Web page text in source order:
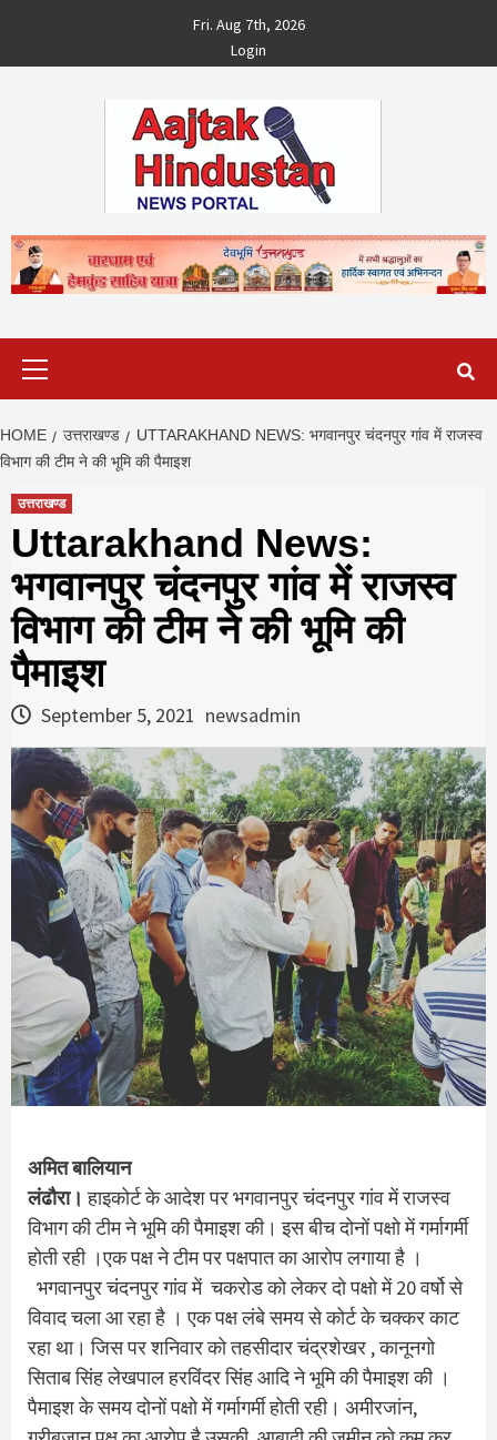
content
Fri. Aug 7th, 2026
Login
HOME उत्तराखण्ड
UTTARAKHAND NEWS: भगवानपुर चंदनपुर गांव में राजस्व
विभाग की टीम ने की भूमि की पैमाइश
उत्तराखण्ड
Uttarakhand News:
भगवानपुर चंदनपुर गांव में राजस्व
विभाग की टीम ने की भूमि की
पैमाइश
September 5, 2021 newsadmin
अमित बालियान
लंढौरा। हाइकोर्ट के आदेश पर भगवानपुर चंदनपुर गांव में राजस्व
विभाग की टीम ने भूमि की पैमाइश की। इस बीच दोनों पक्षो में गर्मागर्मी
होती रही ।एक पक्ष ने टीम पर पक्षपात का आरोप लगाया है ।
भगवानपुर चंदनपुर गांव में चकरोड को लेकर दो पक्षो में 20 वर्षो से
विवाद चला आ रहा है । एक पक्ष लंबे समय से कोर्ट के चक्कर काट
रहा था। जिस पर शनिवार को तहसीदार चंद्रशेखर , कानूनगो
सिताब सिंह लेखपाल हरविंदर सिंह आदि ने भूमि की पैमाइश की ।
पैमाइश के समय दोनों पक्षो में गर्मागर्मी होती रही। अमीरजांन,